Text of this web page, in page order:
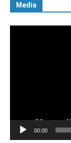
Media
00:00